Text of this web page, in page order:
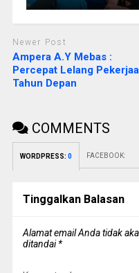
Newer Post
Ampera A.Y Mebas :
Percepat Lelang
Tahun Depan
COMMENTS
WORDPRESS: 0 FACEBOOK:
Tinggalkan Balasan
Alamat email Anda tidak
ditandai*